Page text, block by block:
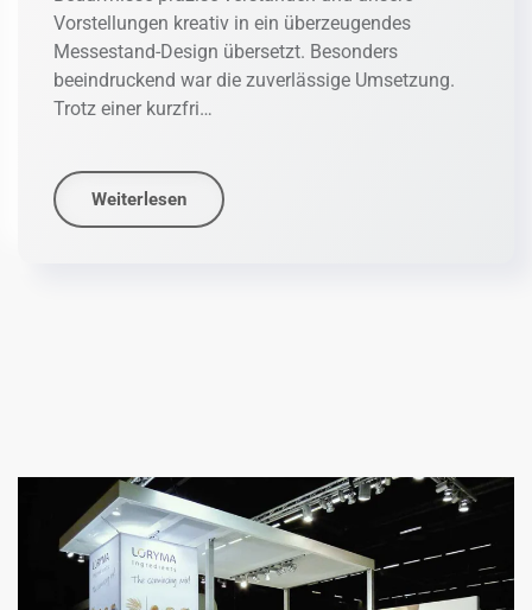
Vorstellungen kreativ in ein überzeugendes
Messestand-Design übersetzt. Besonders
beeindruckend war die zuverlässige Umsetzung.
Trotz einer kurzfri…
Weiterlesen